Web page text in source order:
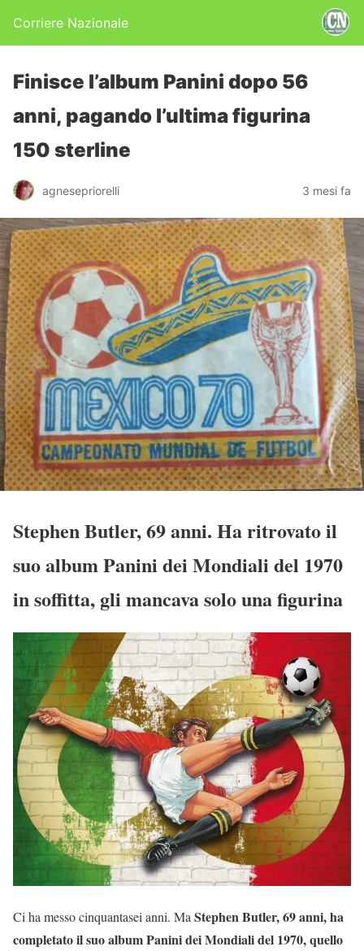
Corriere Nazionale
Finisce l’album Panini dopo 56
anni, pagando l’ultima figurina
150 sterline
agnesepriorelli 3 mesi fa
Stephen Butler, 69 anni. Ha ritrovato il
suo album Panini dei Mondiali del 1970
in soffitta, gli mancava solo una figurina
Ci ha messo cinquantasei anni. Ma Stephen Butler, 69 anni, ha
completato il suo album Panini dei Mondiali del 1970, quello